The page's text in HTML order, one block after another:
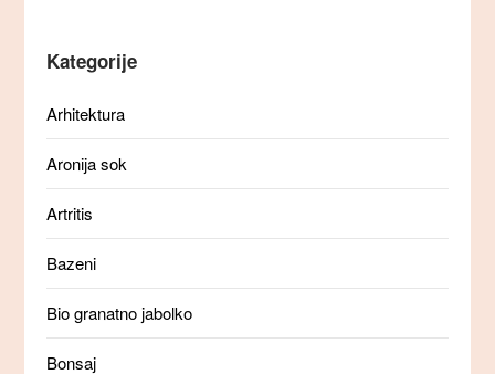
Kategorije
Arhitektura
Aronija sok
Artritis
Bazeni
Bio granatno jabolko
Bonsaj